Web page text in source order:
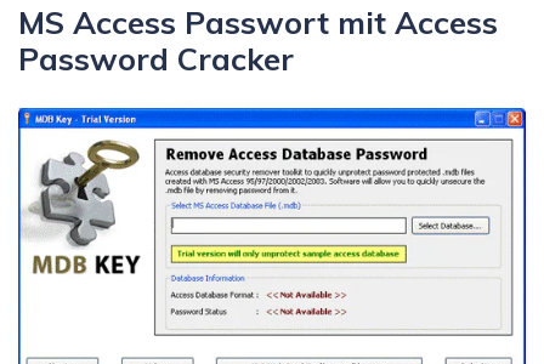
MS Access Passwort mit Access
Password Cracker